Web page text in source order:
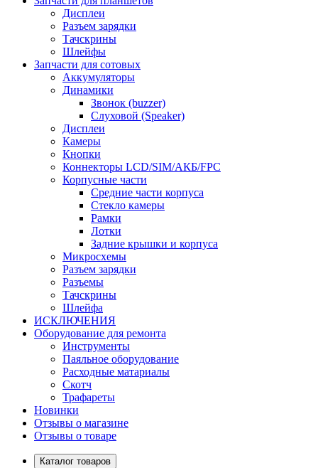
Дисплеи
Разъем зарядки
Тачскрины
Шлейфы
Запчасти для сотовых
Аккумуляторы
Динамики
Звонок (buzzer)
Слуховой (Speaker)
Дисплеи
Камеры
Кнопки
Коннекторы LCD/SIM/АКБ/FPC
Корпусные части
Средние части корпуса
Стекло камеры
Рамки
Лотки
Задние крышки и корпуса
Микросхемы
Разъем зарядки
Разъемы
Тачскрины
Шлейфа
ИСКЛЮЧЕНИЯ
Оборудование для ремонта
Инструменты
Паяльное оборудование
Расходные матариалы
Скотч
Трафареты
Новинки
Отзывы о магазине
Отзывы о товаре
Каталог товаров